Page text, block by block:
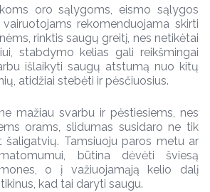
oro sąlygoms, eismo sąlygos
rekomenduojama skirti
rinktis saugų greitį, nes netikėtai
stabdymo kelias gali reikšmingai
išlaikyti saugų atstumą nuo kitų
atidžiai stebėti ir pėsčiuosius.
mažiau svarbu ir pėstiesiems, nes
orams, slidumas susidaro ne tik
Tamsiuoju paros metu ar
būtina dėvėti šviesą
o į važiuojamąją kelio dalį
kad tai daryti saugu.